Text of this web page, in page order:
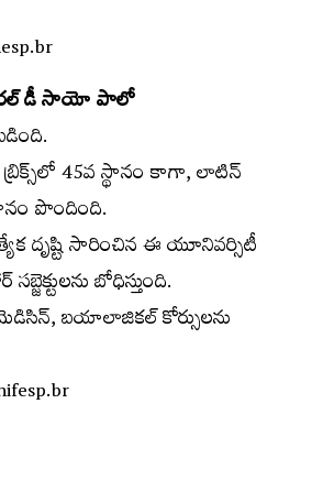
డీ సాయో పాలో
45వ స్థానం కాగా, లాటిన్
పొందింది.
దృష్టి సారించిన ఈ యూనివర్సిటీ
బోధిస్తుంది.
బయాలాజికల్ కోర్సులను